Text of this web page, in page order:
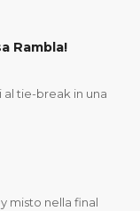
Rambla!
al tie-break in una
misto nella final